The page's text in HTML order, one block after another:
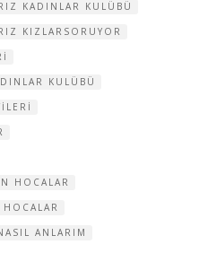
KADINLAR KULÜBÜ
KIZLARSORUYOR
KULÜBÜ
HOCALAR
ANLARIM